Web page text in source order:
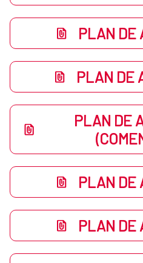
PLAN DE
PLAN DE
PLAN DE
PLAN DE
PLAN DE